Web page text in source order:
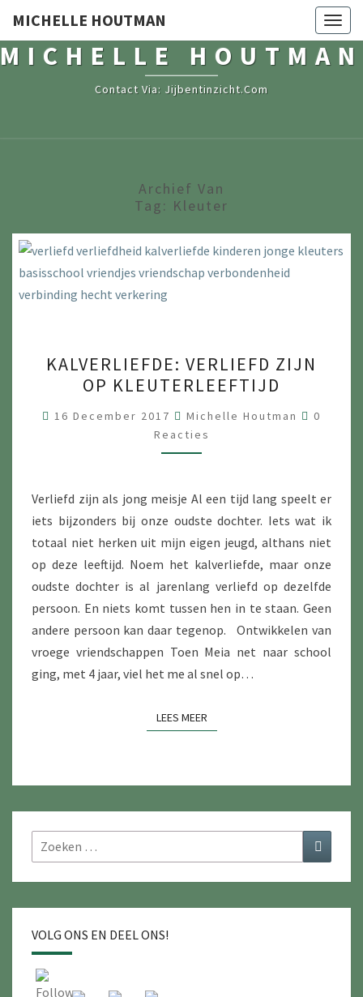
MICHELLE HOUTMAN
MICHELLE HOUTMAN
Contact Via: Jijbentinzicht.com
Archief Van
Tag: Kleuter
VERLIEFD
ZIJN
OP
KLEUTERLEEFTIJD
KALVERLIEFDE: VERLIEFD ZIJN
OP KLEUTERLEEFTIJD
16 December 2017 Michelle Houtman
0
Reacties
Verliefd zijn als jong meisje Al een tijd lang speelt er
iets bijzonders bij onze oudste dochter. Iets wat ik
totaal niet herken uit mijn eigen jeugd, althans niet
op deze leeftijd. Noem het kalverliefde, maar onze
oudste dochter is al jarenlang verliefd op dezelfde
persoon. En niets komt tussen hen in te staan. Geen
andere persoon kan daar tegenop. Ontwikkelen van
vroege vriendschappen Toen Meia net naar school
ging, met 4 jaar, viel het me al snel op…
LEES MEERLEES MEER
Zoeken
naar:
Zoeken
VOLG ONS EN DEEL ONS!